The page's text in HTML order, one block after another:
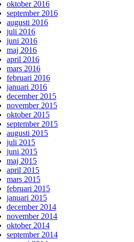
oktober 2016
september 2016
augusti 2016
juli 2016
juni 2016
maj 2016
april 2016
mars 2016
februari 2016
januari 2016
december 2015
november 2015
oktober 2015
september 2015
augusti 2015
juli 2015
juni 2015
maj 2015
april 2015
mars 2015
februari 2015
januari 2015
december 2014
november 2014
oktober 2014
september 2014